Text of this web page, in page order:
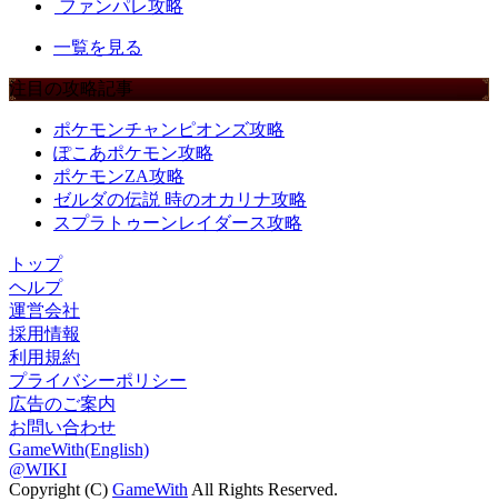
ファンパレ攻略
一覧を見る
注目の攻略記事
ポケモンチャンピオンズ攻略
ぽこあポケモン攻略
ポケモンZA攻略
ゼルダの伝説 時のオカリナ攻略
スプラトゥーンレイダース攻略
トップ
ヘルプ
運営会社
採用情報
利用規約
プライバシーポリシー
広告のご案内
お問い合わせ
GameWith(English)
@WIKI
Copyright (C) GameWith All Rights Reserved.